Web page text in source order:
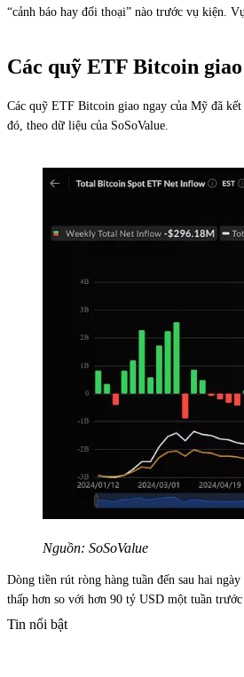
“cảnh báo hay đối thoại” nào trước vụ kiện.
Các quỹ ETF Bitcoin
Các quỹ ETF Bitcoin giao ngay của Mỹ đã
đó, theo dữ liệu của SoSoValue.
Nguồn: SoSoValue
Dòng tiền rút ròng hàng tuần đến sau hai
thấp hơn so với hơn 90 tỷ USD một tuần
Tin nổi bật